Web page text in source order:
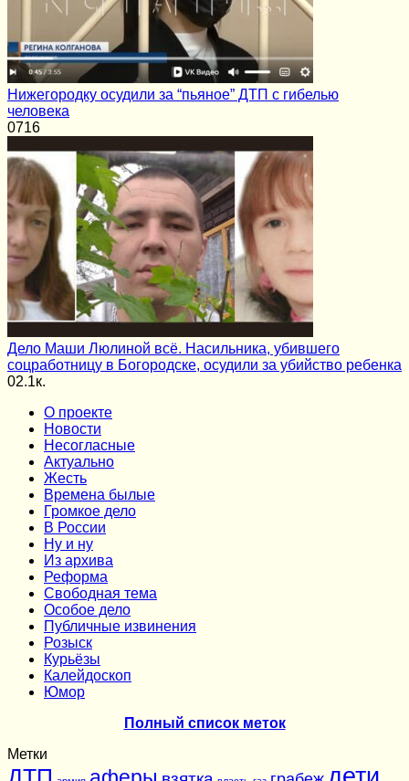
Нижегородку осудили за “пьяное” ДТП с гибелью
человека
0716
Дело Маши Люлиной всё. Насильника, убившего
соцработницу в Богородске, осудили за убийство ребенка
02.1к.
О проекте
Новости
Несогласные
Актуально
Жесть
Времена былые
Громкое дело
В России
Ну и ну
Из архива
Реформа
Cвободная тема
Особое дело
Публичные извинения
Розыск
Курьёзы
Калейдоскоп
Юмор
Полный список меток
Метки